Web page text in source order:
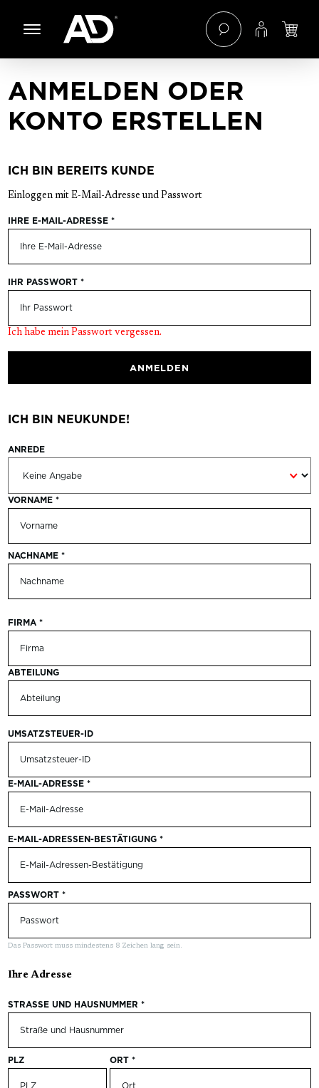
Hauptinhalt springen
Zur Navigation der B2B-Plattform springen
ANMELDEN ODER
KONTO ERSTELLEN
ICH BIN BEREITS KUNDE
Einloggen mit E-Mail-Adresse und Passwort
IHRE E-MAIL-ADRESSE *
IHR PASSWORT *
Ich habe mein Passwort vergessen.
ANMELDEN
ICH BIN NEUKUNDE!
Persönliche Informationen
ANREDE
VORNAME *
NACHNAME *
FIRMA *
ABTEILUNG
UMSATZSTEUER-ID
E-MAIL-ADRESSE *
E-MAIL-ADRESSEN-BESTÄTIGUNG *
PASSWORT *
Das Passwort muss mindestens 8 Zeichen lang sein.
Ihre Adresse
STRASSE UND HAUSNUMMER *
PLZ ORT*